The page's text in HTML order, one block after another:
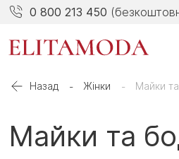
0 800 213 450
Назад Жінки Майки
Майки та